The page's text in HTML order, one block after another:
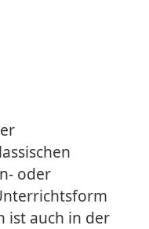
oder
ist auch in der